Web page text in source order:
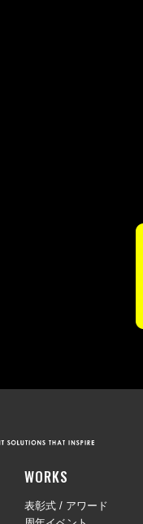
WORKS
表彰式 / アワード